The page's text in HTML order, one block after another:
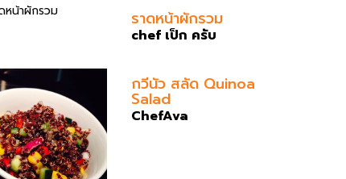
ราดหน้าผักรวม
chef เป็ก ครับ
กวีนัว สลัด Quinoa
Salad
ChefAva